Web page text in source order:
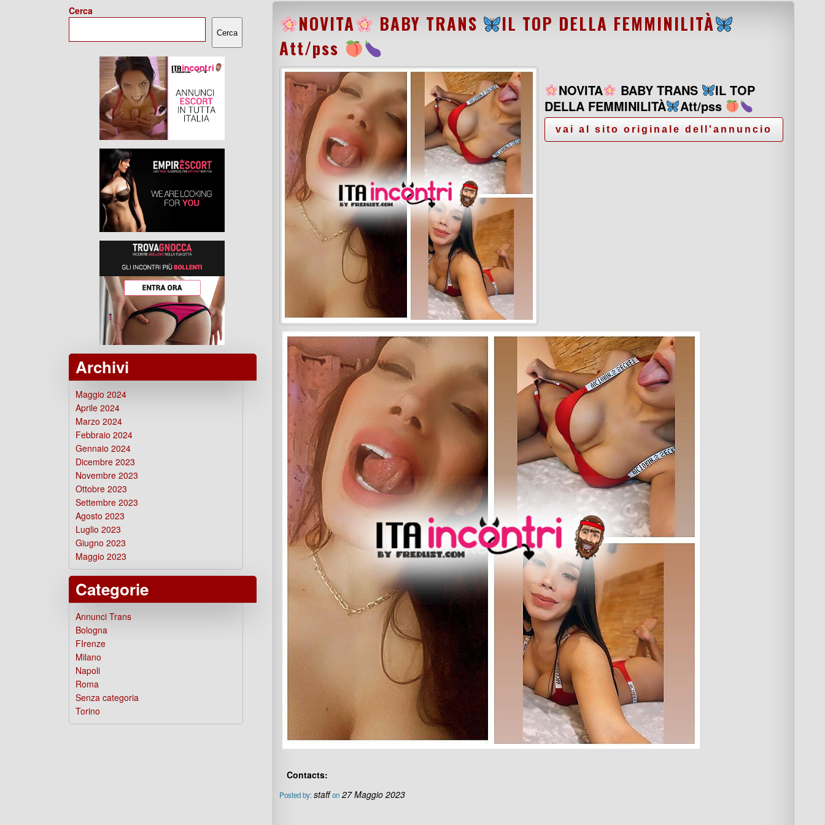
NOVITA BABY TRANS
IL TOP DELLA FEMMINILITÀ
Att/pss
NOVITA BABY TRANS
IL TOP
DELLA FEMMINILITÀ
Att/pss
Contacts:
Posted by:staff on 27 Maggio 2023
Cerca
Cerca
Archivi
Maggio 2024
Aprile 2024
Marzo 2024
Febbraio 2024
Gennaio 2024
Dicembre 2023
Novembre 2023
Ottobre 2023
Settembre 2023
Agosto 2023
Luglio 2023
Giugno 2023
Maggio 2023
Categorie
Annunci Trans
Bologna
FIrenze
Milano
Napoli
Roma
Senza categoria
Torino